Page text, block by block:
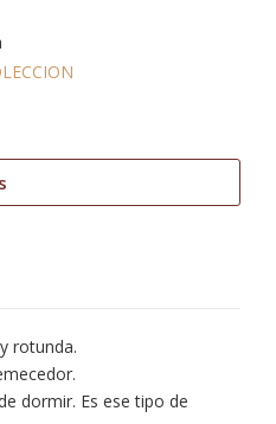
rotunda.
dormir. Es ese tipo de